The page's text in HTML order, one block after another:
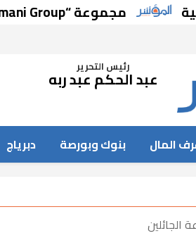
مجموعة “Hirdaramani Group” السريلانكية للملابس تتوسع في السوق المصري
رئيس التحرير
عبد الحكم عبد ربه
المال بنوك وبورصة دبرياج
الجائلين